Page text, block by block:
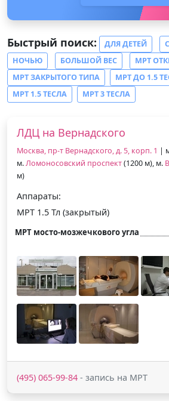
Быстрый поиск: ДЛЯ ДЕТЕЙ
НОЧЬЮ
БОЛЬШОЙ ВЕС
МРТ
МРТ ЗАКРЫТОГО ТИПА
МРТ ДО 1.5
МРТ 1.5 ТЕСЛА
МРТ 3 ТЕСЛА
ЛДЦ на Вернадского
Москва, пр-т Вернадского, д. 5, корп. 1 |
м.Ломоносовский проспект(1200 м), м.
м)
Аппараты:
МРТ 1.5 Тл (закрытый)
МРТ мосто-мозжечкового угла
(495) 065-99-84 - запись на МРТ